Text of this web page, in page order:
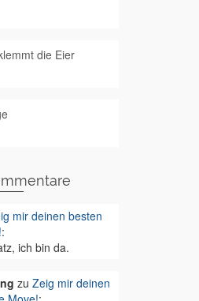
die Eier
mir deinen besten
:
ich bin da.
zu Zeig mir deinen